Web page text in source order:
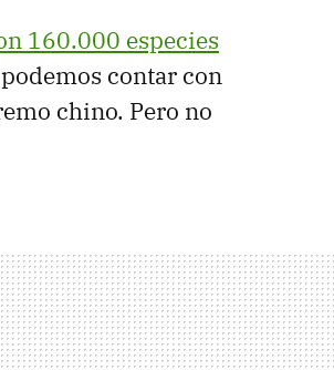
160.000 especies
contar con
chino. Pero no